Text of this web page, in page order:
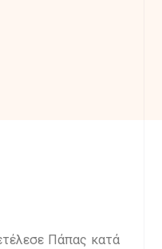
Πάπας κατά